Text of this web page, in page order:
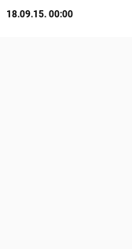
18.09.15. 00:00